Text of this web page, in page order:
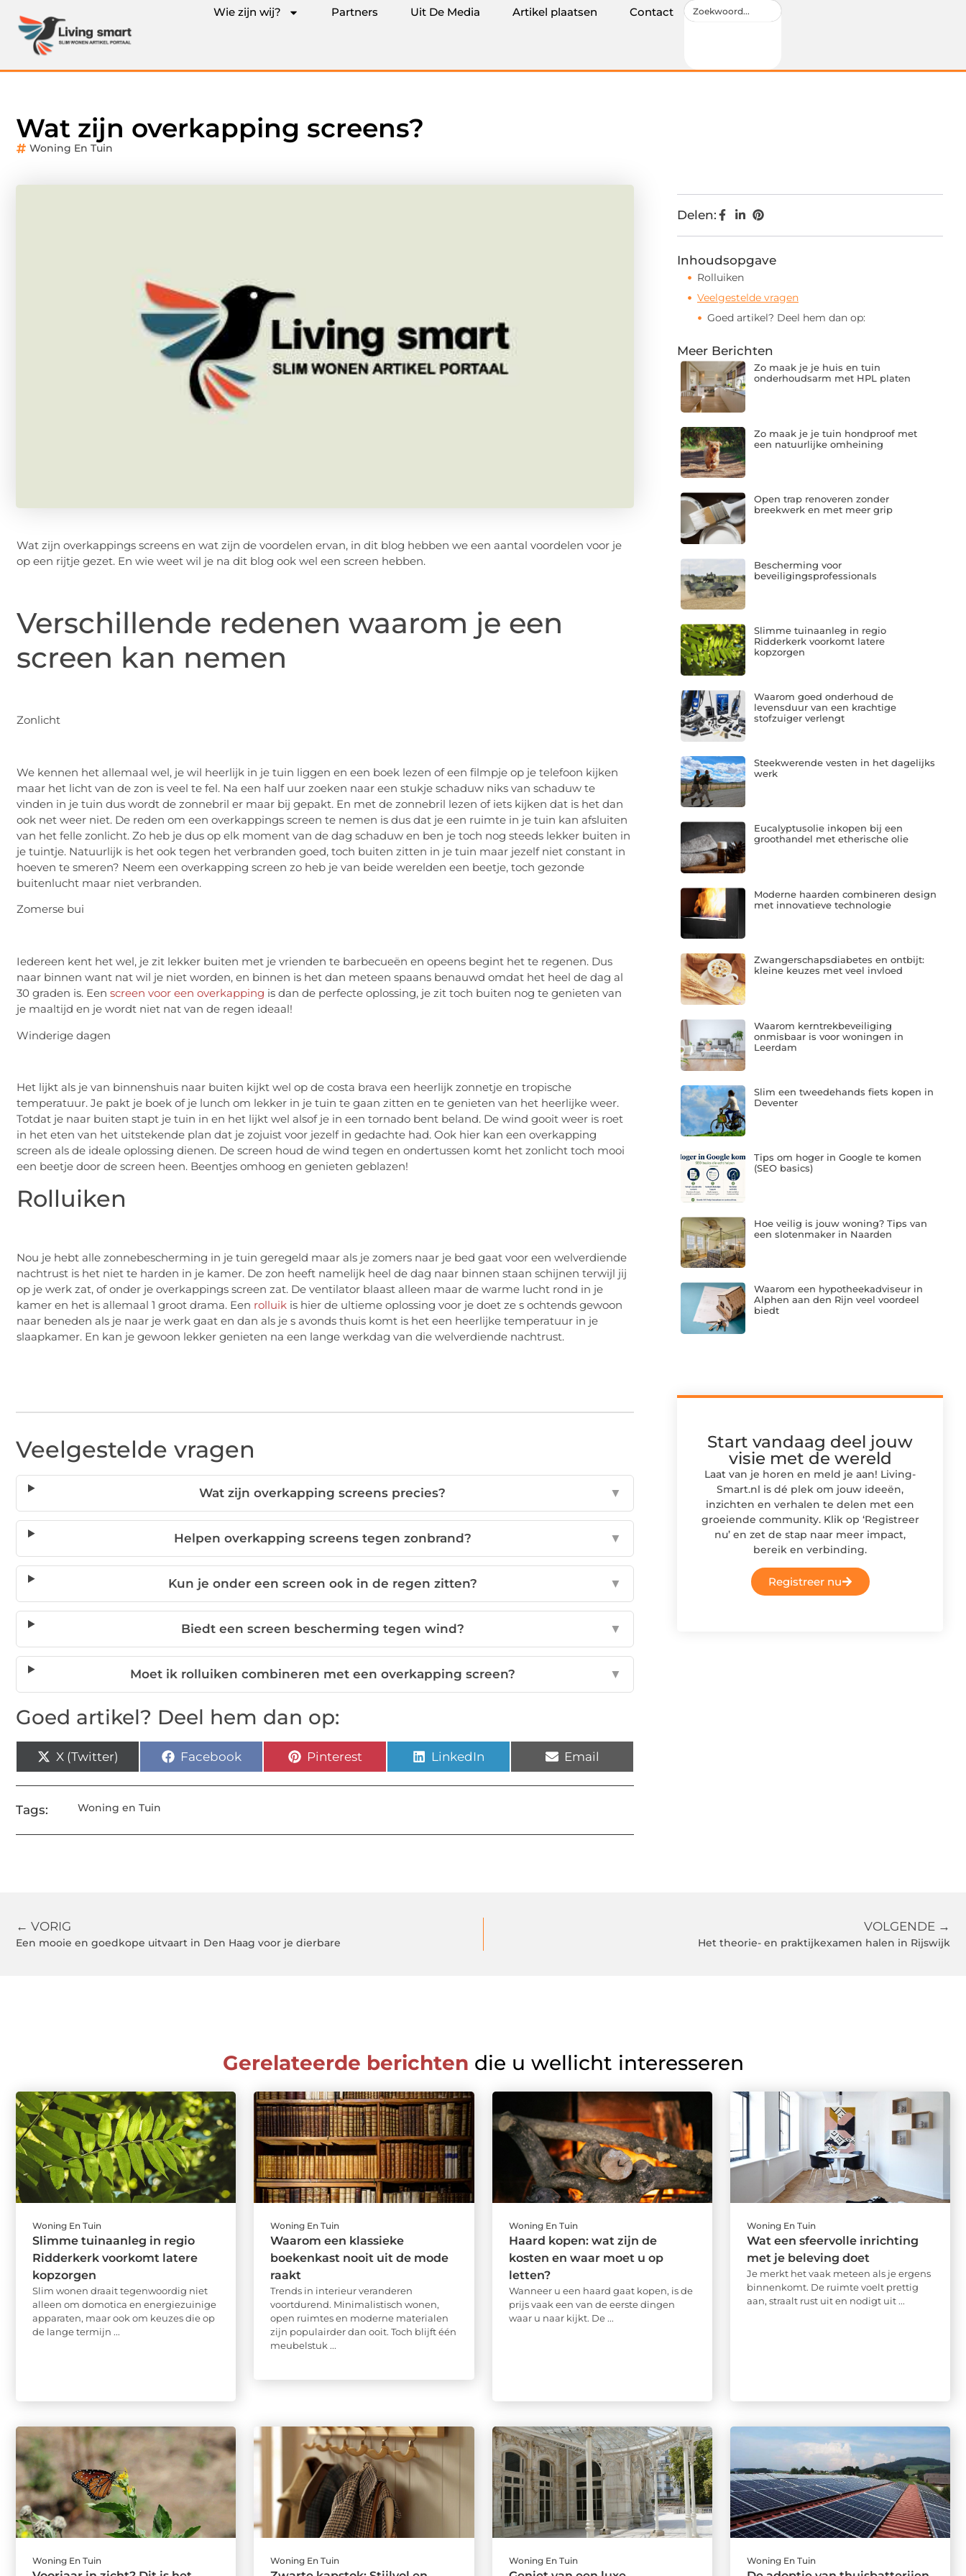
Wie zijn wij? Partners Uit De Media Artikel plaatsen Contact
Wat zijn overkapping screens?
Woning En Tuin
Wat zijn overkappings screens en wat zijn de voordelen ervan, in dit blog hebben we een aantal voordelen voor je
op een rijtje gezet. En wie weet wil je na dit blog ook wel een screen hebben.
Verschillende redenen waarom je een
screen kan nemen
Zonlicht
We kennen het allemaal wel, je wil heerlijk in je tuin liggen en een boek lezen of een filmpje op je telefoon kijken
maar het licht van de zon is veel te fel. Na een half uur zoeken naar een stukje schaduw niks van schaduw te
vinden in je tuin dus wordt de zonnebril er maar bij gepakt. En met de zonnebril lezen of iets kijken dat is het dan
ook net weer niet. De reden om een overkappings screen te nemen is dus dat je een ruimte in je tuin kan afsluiten
van het felle zonlicht. Zo heb je dus op elk moment van de dag schaduw en ben je toch nog steeds lekker buiten in
je tuintje. Natuurlijk is het ook tegen het verbranden goed, toch buiten zitten in je tuin maar jezelf niet constant in
hoeven te smeren? Neem een overkapping screen zo heb je van beide werelden een beetje, toch gezonde
buitenlucht maar niet verbranden.
Zomerse bui
Iedereen kent het wel, je zit lekker buiten met je vrienden te barbecueën en opeens begint het te regenen. Dus
naar binnen want nat wil je niet worden, en binnen is het dan meteen spaans benauwd omdat het heel de dag al
30 graden is. Een screen voor een overkapping is dan de perfecte oplossing, je zit toch buiten nog te genieten van
je maaltijd en je wordt niet nat van de regen ideaal!
Winderige dagen
Het lijkt als je van binnenshuis naar buiten kijkt wel op de costa brava een heerlijk zonnetje en tropische
temperatuur. Je pakt je boek of je lunch om lekker in je tuin te gaan zitten en te genieten van het heerlijke weer.
Totdat je naar buiten stapt je tuin in en het lijkt wel alsof je in een tornado bent beland. De wind gooit weer is roet
in het eten van het uitstekende plan dat je zojuist voor jezelf in gedachte had. Ook hier kan een overkapping
screen als de ideale oplossing dienen. De screen houd de wind tegen en ondertussen komt het zonlicht toch mooi
een beetje door de screen heen. Beentjes omhoog en genieten geblazen!
Rolluiken
Nou je hebt alle zonnebescherming in je tuin geregeld maar als je zomers naar je bed gaat voor een welverdiende
nachtrust is het niet te harden in je kamer. De zon heeft namelijk heel de dag naar binnen staan schijnen terwijl jij
op je werk zat, of onder je overkappings screen zat. De ventilator blaast alleen maar de warme lucht rond in je
kamer en het is allemaal 1 groot drama. Een rolluik is hier de ultieme oplossing voor je doet ze s ochtends gewoon
naar beneden als je naar je werk gaat en dan als je s avonds thuis komt is het een heerlijke temperatuur in je
slaapkamer. En kan je gewoon lekker genieten na een lange werkdag van die welverdiende nachtrust.
Veelgestelde vragen
Wat zijn overkapping screens precies? ▼
Helpen overkapping screens tegen zonbrand? ▼
Kun je onder een screen ook in de regen zitten? ▼
Biedt een screen bescherming tegen wind? ▼
Moet ik rolluiken combineren met een overkapping screen? ▼
Goed artikel? Deel hem dan op:
X (Twitter) Facebook Pinterest LinkedIn Email
Tags: Woning en Tuin
Delen:
Inhoudsopgave
Rolluiken
Veelgestelde vragen
Goed artikel? Deel hem dan op:
Meer Berichten
Zo maak je je huis en tuin
onderhoudsarm met HPL platen
Zo maak je je tuin hondproof met
een natuurlijke omheining
Open trap renoveren zonder
breekwerk en met meer grip
Bescherming voor
beveiligingsprofessionals
Slimme tuinaanleg in regio
Ridderkerk voorkomt latere
kopzorgen
Waarom goed onderhoud de
levensduur van een krachtige
stofzuiger verlengt
Steekwerende vesten in het dagelijks
werk
Eucalyptusolie inkopen bij een
groothandel met etherische olie
Moderne haarden combineren design
met innovatieve technologie
Zwangerschapsdiabetes en ontbijt:
kleine keuzes met veel invloed
Waarom kerntrekbeveiliging
onmisbaar is voor woningen in
Leerdam
Slim een tweedehands fiets kopen in
Deventer
Tips om hoger in Google te komen
(SEO basics)
Hoe veilig is jouw woning? Tips van
een slotenmaker in Naarden
Waarom een hypotheekadviseur in
Alphen aan den Rijn veel voordeel
biedt
Start vandaag deel jouw
visie met de wereld
Laat van je horen en meld je aan! Living-
Smart.nl is dé plek om jouw ideeën,
inzichten en verhalen te delen met een
groeiende community. Klik op ‘Registreer
nu’ en zet de stap naar meer impact,
bereik en verbinding.
Registreer nu
← VORIG
Een mooie en goedkope uitvaart in Den Haag voor je dierbare
VOLGENDE →
Het theorie- en praktijkexamen halen in Rijswijk
Gerelateerde berichten die u wellicht interesseren
Woning En Tuin
Slimme tuinaanleg in regio
Ridderkerk voorkomt latere
kopzorgen
Slim wonen draait tegenwoordig niet
alleen om domotica en energiezuinige
apparaten, maar ook om keuzes die op
de lange termijn ...
Woning En Tuin
Waarom een klassieke
boekenkast nooit uit de mode
raakt
Trends in interieur veranderen
voortdurend. Minimalistisch wonen,
open ruimtes en moderne materialen
zijn populairder dan ooit. Toch blijft één
meubelstuk ...
Woning En Tuin
Haard kopen: wat zijn de
kosten en waar moet u op
letten?
Wanneer u een haard gaat kopen, is de
prijs vaak een van de eerste dingen
waar u naar kijkt. De ...
Woning En Tuin
Wat een sfeervolle inrichting
met je beleving doet
Je merkt het vaak meteen als je ergens
binnenkomt. De ruimte voelt prettig
aan, straalt rust uit en nodigt uit ...
Woning En Tuin Woning En Tuin Woning En Tuin Woning En Tuin